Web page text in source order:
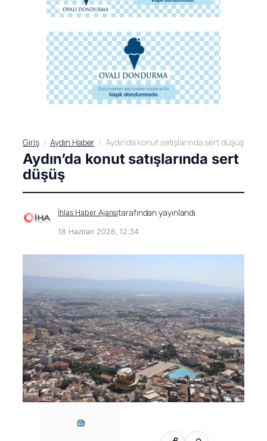
Giriş Aydın Haber Aydın’da konut satışlarında sert düşüş
Aydın’da konut satışlarında sert
düşüş
İhlas Haber Ajansıtarafından yayınlandı
18 Haziran 2026, 12:34